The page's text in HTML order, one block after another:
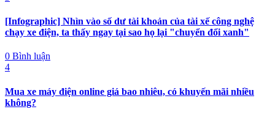
[Infographic] Nhìn vào số dư tài khoản của tài xế công nghệ
chạy xe điện, ta thấy ngay tại sao họ lại "chuyển đổi xanh"
0 Bình luận
4
Mua xe máy điện online giá bao nhiêu, có khuyến mãi nhiều
không?